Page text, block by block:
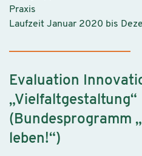
Praxis
Laufzeit Januar 2020 bis
Evaluation
„Vielfaltgestaltung“
(Bundesprogramm
leben!“)